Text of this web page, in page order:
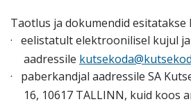
Taotlus ja dokumendid esitatakse
· eelistatult elektroonilisel kujul
aadressile
·
paberkandjal aadressile SA
16, 10617 TALLINN, kuid koos